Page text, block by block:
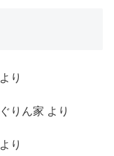
より
りん家 より
より